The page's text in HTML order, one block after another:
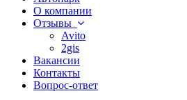
О компании
Отзывы
Avito
2gis
Вакансии
Контакты
Вопрос-ответ